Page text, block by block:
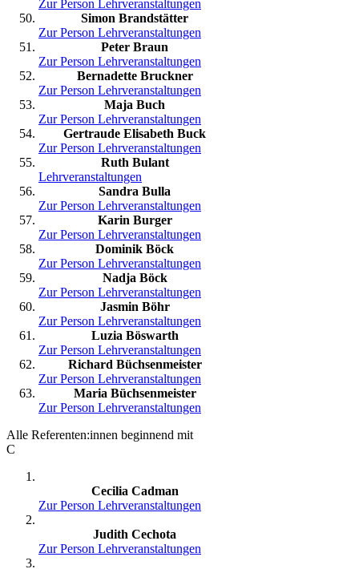
Zur Person Lehrveranstaltungen
Simon Brandstätter
Zur Person Lehrveranstaltungen
Peter Braun
Zur Person Lehrveranstaltungen
Bernadette Bruckner
Zur Person Lehrveranstaltungen
Maja Buch
Zur Person Lehrveranstaltungen
Gertraude Elisabeth Buck
Zur Person Lehrveranstaltungen
Ruth Bulant
Lehrveranstaltungen
Sandra Bulla
Zur Person Lehrveranstaltungen
Karin Burger
Zur Person Lehrveranstaltungen
Dominik Böck
Zur Person Lehrveranstaltungen
Nadja Böck
Zur Person Lehrveranstaltungen
Jasmin Böhr
Zur Person Lehrveranstaltungen
Luzia Böswarth
Zur Person Lehrveranstaltungen
Richard Büchsenmeister
Zur Person Lehrveranstaltungen
Maria Büchsenmeister
Zur Person Lehrveranstaltungen
Alle Referenten:innen beginnend mit
C
Cecilia Cadman
Zur Person Lehrveranstaltungen
Judith Cechota
Zur Person Lehrveranstaltungen